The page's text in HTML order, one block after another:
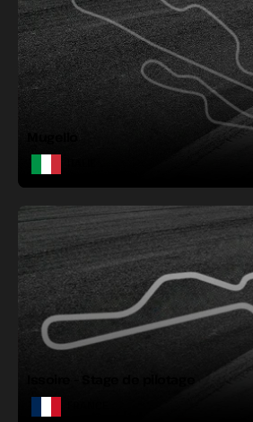
LONGUEUR :
LARGEUR :
VIRAGES :
LONGUEUR :
LARGEUR :
VIRAGES :